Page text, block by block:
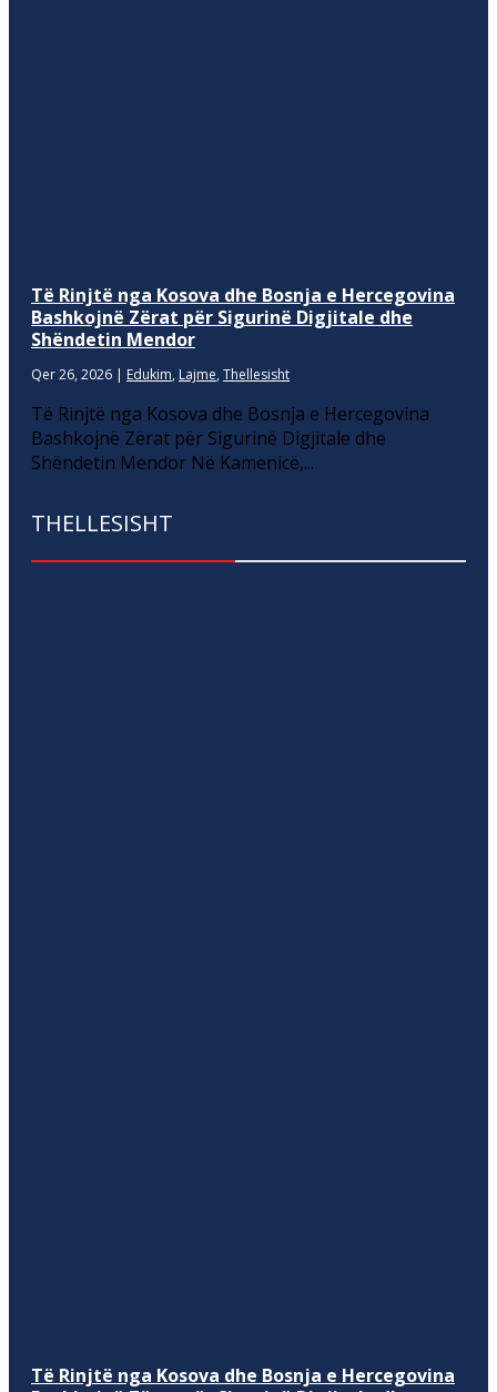
Të Rinjtë nga Kosova dhe Bosnja e Hercegovina
Bashkojnë Zërat për Sigurinë Digjitale dhe
Shëndetin Mendor
Qer 26, 2026 | Edukim, Lajme, Thellesisht
Të Rinjtë nga Kosova dhe Bosnja e Hercegovina
Bashkojnë Zërat për Sigurinë Digjitale dhe
Shëndetin Mendor Në Kamenicë,...
THELLESISHT
Të Rinjtë nga Kosova dhe Bosnja e Hercegovina